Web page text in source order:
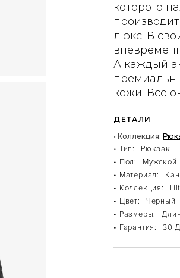
которого
люкс. В
А каждый
кожи. Все
ДЕТАЛИ
• Коллекция:
• Тип:
Рюкзак
• Пол:
Мужской
• Материал:
• Коллекция:
• Цвет:
Черный
• Размеры:
• Гарантия:
30